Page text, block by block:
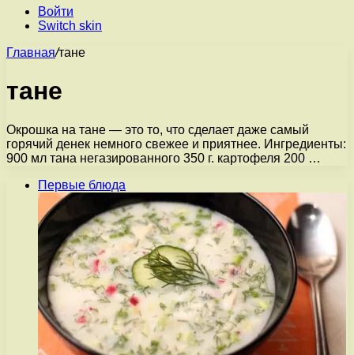
Войти
Switch skin
Главная/тане
тане
Окрошка на тане — это то, что сделает даже самый
горячий денек немного свежее и приятнее. Ингредиенты:
900 мл тана негазированного 350 г. картофеля 200 …
Первые блюда